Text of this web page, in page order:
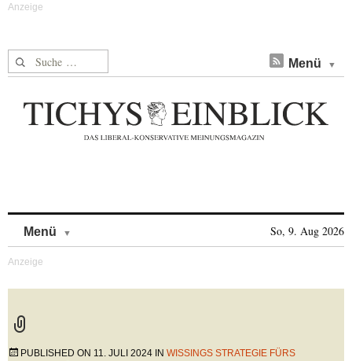
Suche nach: Menü
Menü So, 9. Aug 2026
PUBLISHED ON 11. JULI 2024 IN WISSINGS STRATEGIE FÜRS